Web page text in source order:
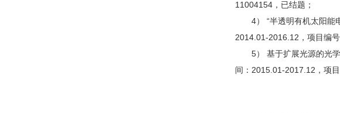
11004154，已结题；
4） “半透明有机太阳能电
2014.01-2016.12，项目编
5） 基于扩展光源的光学
间：2015.01-2017.12，项